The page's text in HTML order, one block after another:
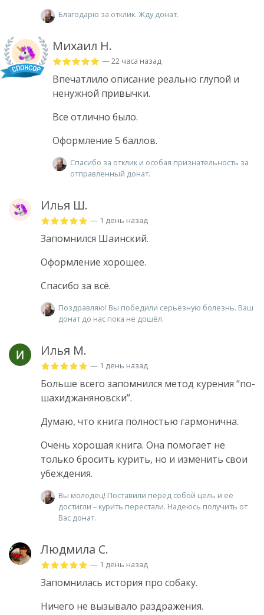
Благодарю за отклик. Жду донат.
Михаил Н.
— 22 часа назад
Впечатлило описание реально глупой и
ненужной привычки.
Все отлично было.
Оформление 5 баллов.
Спасибо за отклик и особая признательность за
отправленный донат.
Илья Ш.
— 1 день назад
Запомнился Шаинский.
Оформление хорошее.
Спасибо за всë.
Поздравляю! Вы победили серьёзную болезнь. Ваш
донат до нас пока не дошёл.
Илья М.
— 1 день назад
Больше всего запомнился метод курения “по-
шахиджаняновски”.
Думаю, что книга полностью гармонична.
Очень хорошая книга. Она помогает не
только бросить курить, но и изменить свои
убеждения.
Вы молодец! Поставили перед собой цель и её
достигли – курить перестали. Надеюсь получить от
Вас донат.
Людмила С.
— 1 день назад
Запомнилась история про собаку.
Ничего не вызывало раздражения.